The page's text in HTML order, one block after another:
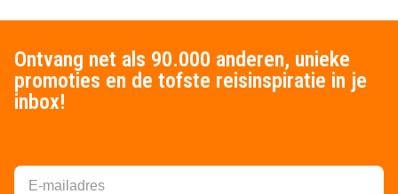
Ontvang net als 90.000 anderen, unieke
promoties en de tofste reisinspiratie in je
inbox!